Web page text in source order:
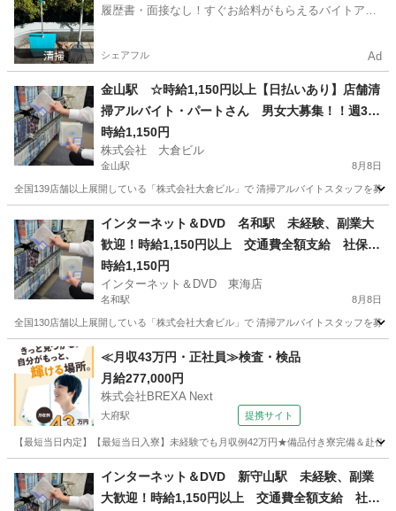
履歴書・面接なし！すぐお給料がもらえるバイトアプ
シェアフル Ad
金山駅 ☆時給1,150円以上【日払いあり】店舗清
掃アルバイト・パートさん 男女大募集！！週3日
以上1日4時間以上出来る方 簡単な内容のお掃除
なので初めてでも安心！
時給1,150円
株式会社 大倉ビル
金山駅 8月8日
全国139店舗以上展開している「株式会社大倉ビル」で 清掃アルバイトスタッフを募
金山駅 清掃
インターネット＆DVD 名和駅 未経験、副業大
歓迎！時給1,150円以上 交通費全額支給 社保完
備 髪型髪色自由 日払い、週払いOK！ 店舗内
清掃アルバイト 1日4時間以上 週1日からOK
時給1,150円
インターネット＆DVD 東海店
名和駅 8月8日
全国130店舗以上展開している「株式会社大倉ビル」で 清掃アルバイトスタッフを募
愛知 東海市 名和駅 清掃 フリーダイヤル
≪月収43万円・正社員≫検査・検品
月給277,000円
株式会社BREXA Next
大府駅 提携サイト
【最短当日内定】【最短当日入寮】未経験でも月収例42万円★備品付き寮完備＆赴
大府駅 その他
インターネット＆DVD 新守山駅 未経験、副業
大歓迎！時給1,150円以上 交通費全額支給 社保